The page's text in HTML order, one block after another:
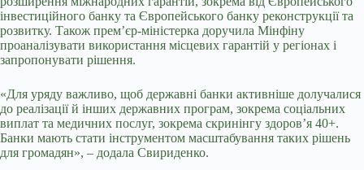
інвестиційного банку та Європейського банку реконструкції та
розвитку. Також прем’єр-міністерка доручила Мінфіну
проаналізувати використання місцевих гарантій у регіонах і
запропонувати рішення.
«Для уряду важливо, щоб державні банки активніше долучалися
до реалізації й інших державних програм, зокрема соціальних
виплат та медичних послуг, зокрема скринінгу здоровʼя 40+.
Банки мають стати інструментом масштабування таких рішень
для громадян», – додала Свириденко.